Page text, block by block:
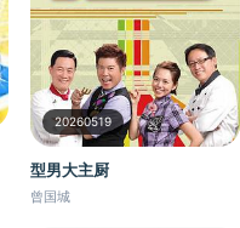
20260519
型男大主厨
曾国城